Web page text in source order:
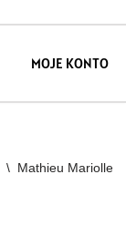
MOJE KONTO
\ Mathieu Mariolle